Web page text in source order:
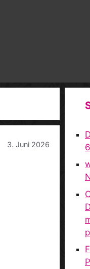
3. Juni 2026